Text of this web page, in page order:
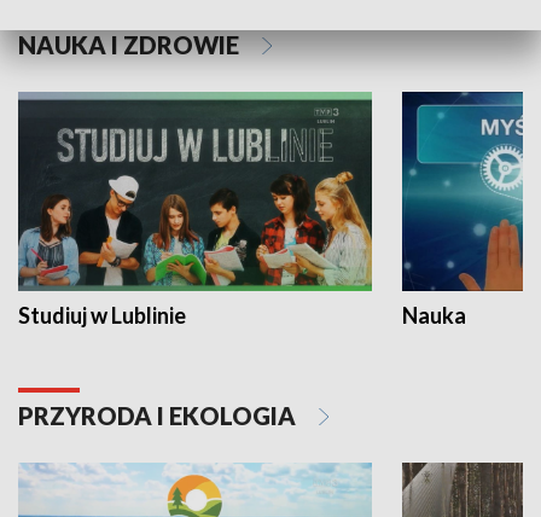
NAUKA I ZDROWIE
Studiuj w Lublinie Nauka
PRZYRODA I EKOLOGIA